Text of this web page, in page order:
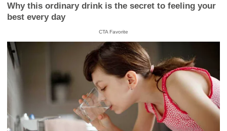
Why this ordinary drink is the secret to feeling your
best every day
CTA Favorite